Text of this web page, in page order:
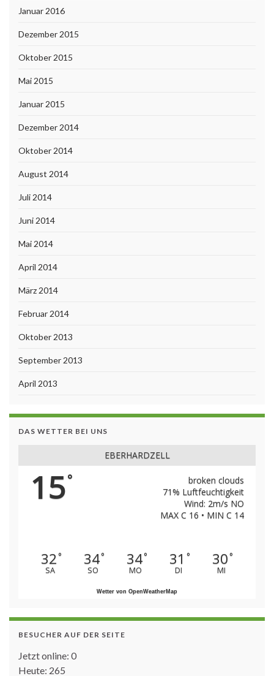
Januar 2016
Dezember 2015
Oktober 2015
Mai 2015
Januar 2015
Dezember 2014
Oktober 2014
August 2014
Juli 2014
Juni 2014
Mai 2014
April 2014
März 2014
Februar 2014
Oktober 2013
September 2013
April 2013
DAS WETTER BEI UNS
EBERHARDZELL
15°
broken clouds
71% Luftfeuchtigkeit
Wind: 2m/s NO
MAX C 16 • MIN C 14
32°
SA
34°
SO
34°
MO
31 °
DI
30°
MI
Wetter von OpenWeatherMap
BESUCHER AUF DER SEITE
Jetzt online: 0
Heute: 265